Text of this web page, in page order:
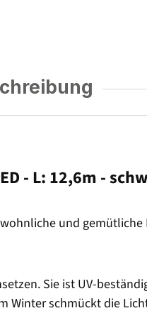
- L: 12,6m -
und
Sie ist UV-
schmückt die